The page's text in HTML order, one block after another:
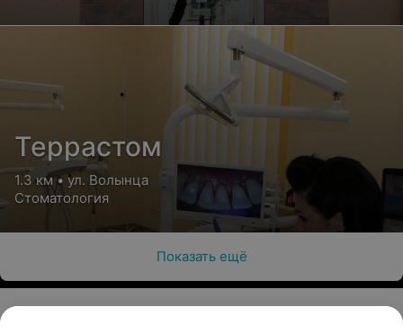
Террастом
1.3 км • ул. Волынца
Стоматология
Показать ещё